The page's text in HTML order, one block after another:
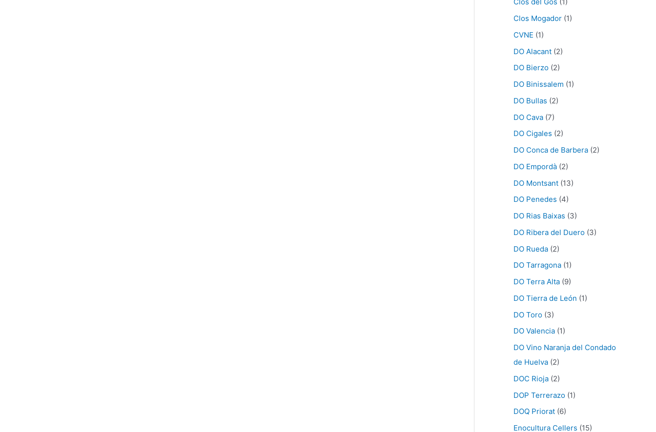
Clos Mogador (1)
CVNE (1)
DO Alacant (2)
DO Bierzo (2)
DO Binissalem (1)
DO Bullas (2)
DO Cava (7)
DO Cigales (2)
DO Conca de Barbera (2)
DO Empordà (2)
DO Montsant (13)
DO Penedes (4)
DO Rias Baixas (3)
DO Ribera del Duero (3)
DO Rueda (2)
DO Tarragona (1)
DO Terra Alta (9)
DO Tierra de León (1)
DO Toro (3)
DO Valencia (1)
DO Vino Naranja del Condado
de Huelva (2)
DOC Rioja (2)
DOP Terrerazo (1)
DOQ Priorat (6)
Enocultura Cellers (15)